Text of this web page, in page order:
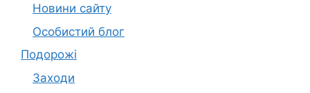
Новини сайту
Особистий блог
Подорожі
Заходи